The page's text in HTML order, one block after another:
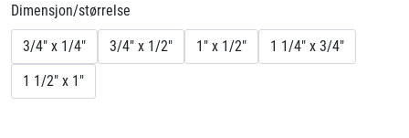
Dimensjon/størrelse
3/4" x 1/4" 3/4" x 1/2" 1" x 1/2"
1 1/4" x 3/4"
1 1/2" x 1"
Miljø og bærekraft
Et annerledes selskap